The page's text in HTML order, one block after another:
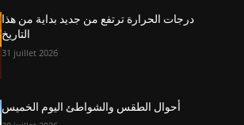
درجات الحرارة ترتفع من جديد بداية من هذا
التاريخ
31 juillet 2026
أحوال الطقس والشواطئ اليوم الخميس